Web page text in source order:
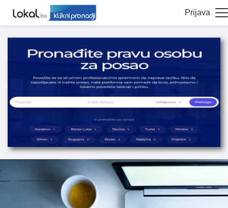
Prijava